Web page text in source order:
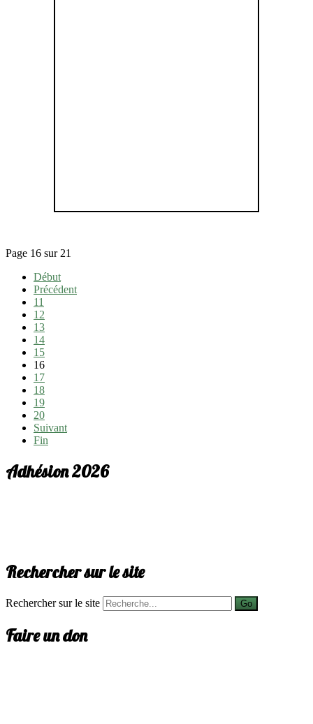
Page 16 sur 21
Début
Précédent
11
12
13
14
15
16
17
18
19
20
Suivant
Fin
Adhésion 2026
Rechercher sur le site
Rechercher sur le site Go
Faire un don